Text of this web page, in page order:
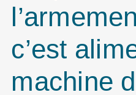
c’est
machine